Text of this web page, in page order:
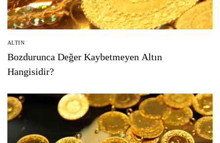
ALTIN
Bozdurunca Değer Kaybetmeyen Altın
Hangisidir?